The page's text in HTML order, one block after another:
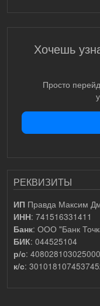
Хочешь
Просто
РЕКВИЗИТЫ
ИП Правда Максим
ИНН: 741516331411
Банк: ООО "Банк
БИК: 044525104
р/с:
к/с: